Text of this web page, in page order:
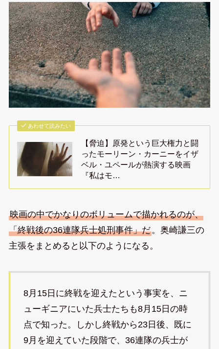
あわせて読みたい
【脅迫】原発という巨大権力と闘
ったモーリーン・カーニーをイザ
ベル・ユペールが熱演する映画
『私はモ…
映画の中でかなりのボリュームで描かれるのが、
「終戦後の36連隊兵士処刑事件」だ。奥崎謙三の
主張をまとめると以下のようになる。
8月15日に終戦を迎えたという事実を、ニ
ューギニアにいた兵士たちも8月15日の時
点で知った。しかし終戦から23日後、既に
9月を迎えていた段階で、36連隊の兵士が